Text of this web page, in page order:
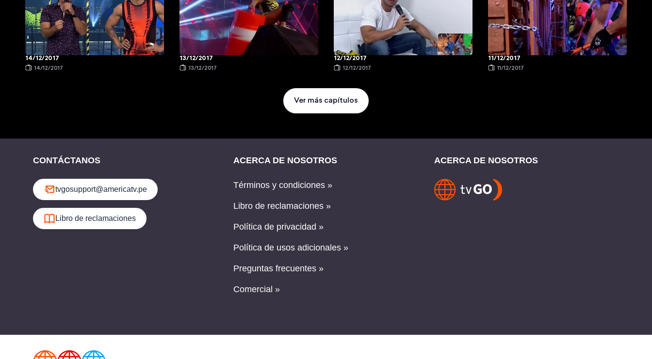
14/12/2017
14/12/2017
13/12/2017
13/12/2017
12/12/2017
12/12/2017
11/12/2017
11/12/2017
Ver más capítulos
CONTÁCTANOS
tvgosupport@americatv.pe
Libro de reclamaciones
ACERCA DE NOSOTROS
Términos y condiciones »
Libro de reclamaciones »
Política de privacidad »
Política de usos adicionales »
Preguntas frecuentes »
Comercial »
ACERCA DE NOSOTROS